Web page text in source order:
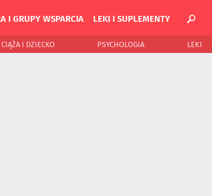
I GRUPY WSPARCIA LEKI I SUPLEMENTY
CIĄŻA I DZIECKO PSYCHOLOGIA LEKI